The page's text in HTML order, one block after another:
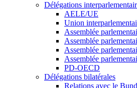
Délégations
AELE/UE
Union
Assemblée
Assemblée
Assemblée
Assemblée
PD-OECD
Délégations bilatérales
Relations avec le